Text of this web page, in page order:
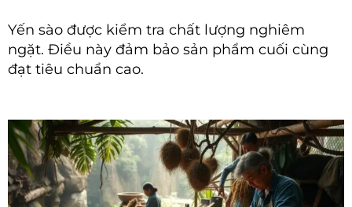
Yến sào được kiểm tra chất lượng nghiêm
ngặt. Điều này đảm bảo sản phẩm cuối cùng
đạt tiêu chuẩn cao.